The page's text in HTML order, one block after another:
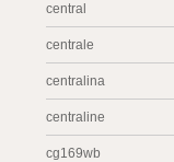
central
centrale
centralina
centraline
cg169wb